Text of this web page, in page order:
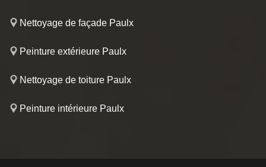
Nettoyage de façade Paulx
Peinture extérieure Paulx
Nettoyage de toiture Paulx
Peinture intérieure Paulx